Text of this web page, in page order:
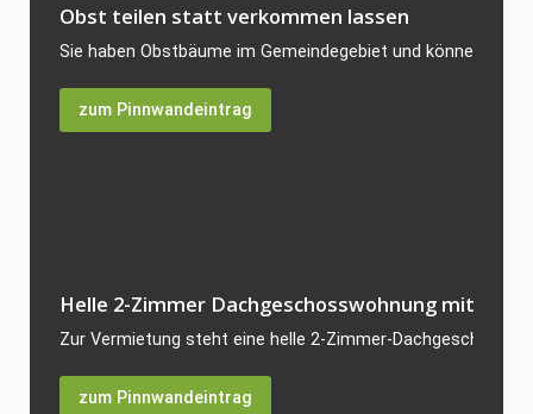
Obst teilen statt verkommen lassen
Sie haben Obstbäume im Gemeindegebiet und können die
zum Pinnwandeintrag
Helle 2-Zimmer Dachgeschosswohnung mit 64
Zur Vermietung steht eine helle 2-Zimmer-
zum Pinnwandeintrag